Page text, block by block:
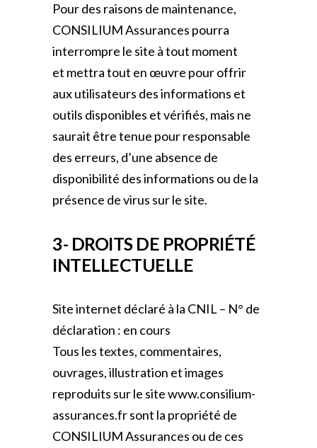
Pour des raisons de maintenance,
CONSILIUM Assurances pourra
interrompre le site à tout moment
et mettra tout en œuvre pour offrir
aux utilisateurs des informations et
outils disponibles et vérifiés, mais ne
saurait être tenue pour responsable
des erreurs, d’une absence de
disponibilité des informations ou de la
présence de virus sur le site.
3- DROITS DE PROPRIÉTÉ
INTELLECTUELLE
Site internet déclaré à la CNIL – N° de
déclaration : en cours
Tous les textes, commentaires,
ouvrages, illustration et images
reproduits sur le site www.consilium-
assurances.fr sont la propriété de
CONSILIUM Assurances ou de ces